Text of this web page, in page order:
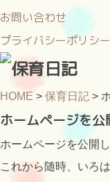
お問い合わせ
プライバシーポリシー
HOME > 保育日記 >
ホームページを公
ホームページを公開し
これから随時、いろ